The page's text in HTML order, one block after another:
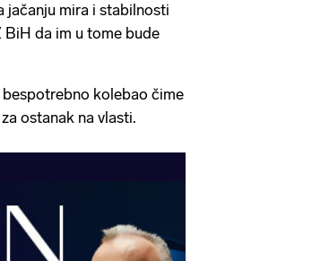
jačanju mira i stabilnosti
da im u tome bude
kolebao čime
ostanak na vlasti.